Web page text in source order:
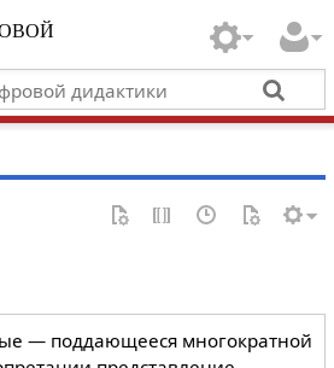
— поддающееся многократной